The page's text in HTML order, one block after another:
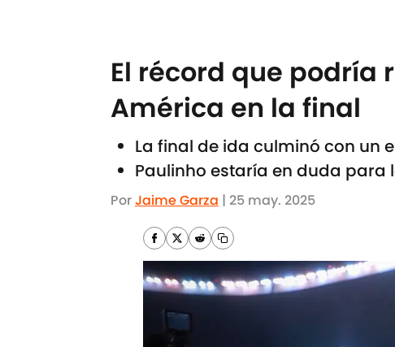
El récord que podría
América en la final
La final de ida culminó con un
Paulinho estaría en duda para
PorJaime Garza | 25 may. 2025